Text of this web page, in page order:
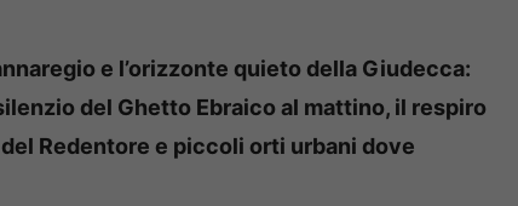
e l’orizzonte quieto della Giudecca:
del Ghetto Ebraico al mattino, il respiro
Redentore e piccoli orti urbani dove